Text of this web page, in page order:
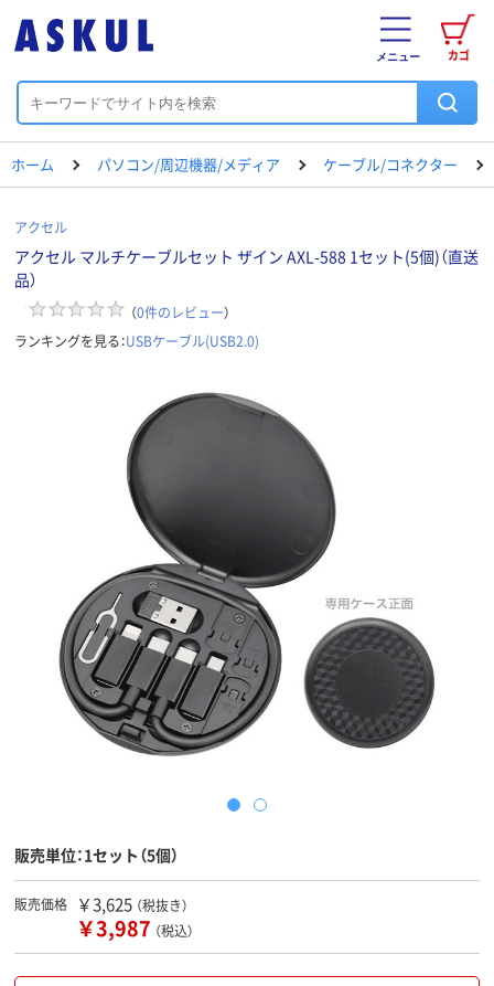
カゴ
メニュー
ホーム パソコン/周辺機器/メディア ケーブル/コネクター
アクセル
アクセル マルチケーブルセット ザイン AXL-588 1セット(5個)（直送
品）
（0件のレビュー）
ランキングを見る：USBケーブル(USB2.0)
販売単位：1セット（5個）
販売価格 ￥3,625 （税抜き）
￥3,987 （税込）